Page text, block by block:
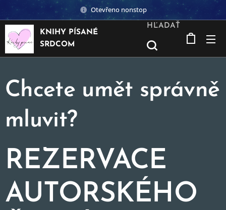
Otevřeno nonstop
KNIHY PÍSANÉ
SRDCOM
HĽADAŤ
Chcete umět správně
mluvit?
REZERVACE
AUTORSKÉHO